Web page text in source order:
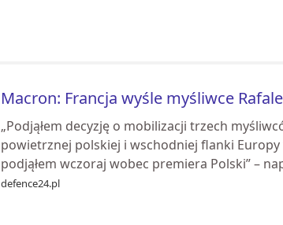
Macron: Francja wyśle myśliwce
„Podjąłem decyzję o mobilizacji trzech
powietrznej polskiej i wschodniej flanki
podjąłem wczoraj wobec premiera Polski” –
defence24.pl